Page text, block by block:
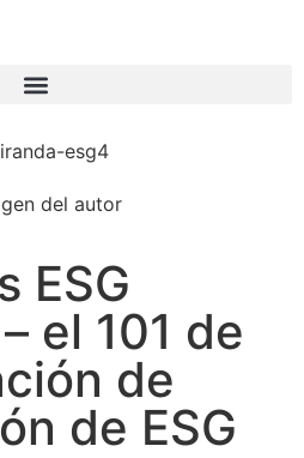
ESG
el 101 de
de
de ESG